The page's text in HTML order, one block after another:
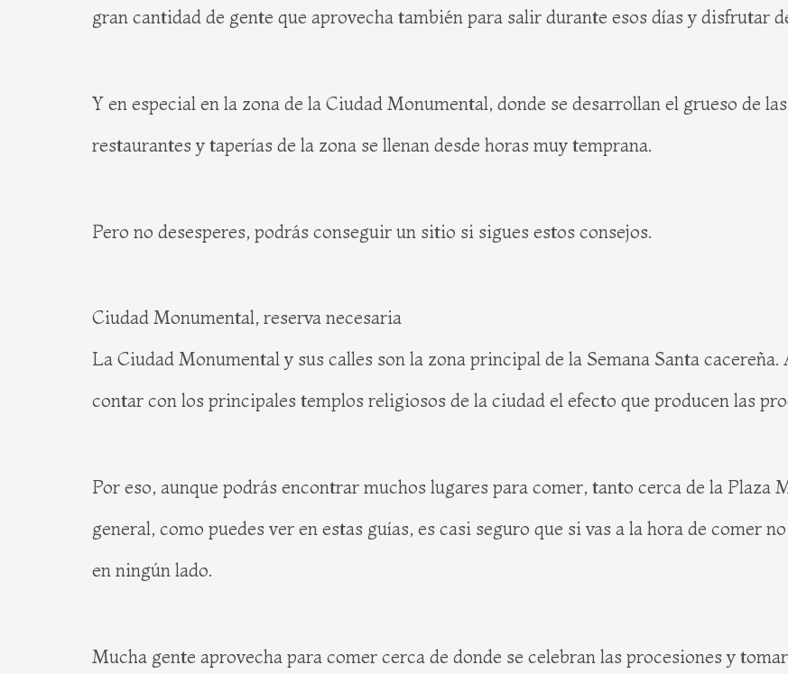
gran cantidad de gente que aprovecha también para salir durante esos días y disfrutar
Y en especial en la zona de la Ciudad Monumental, donde se desarrollan el grueso de
restaurantes y taperías de la zona se llenan desde horas muy temprana.
Pero no desesperes, podrás conseguir un sitio si sigues estos consejos.
Ciudad Monumental, reserva necesaria
La Ciudad Monumental y sus calles son la zona principal de la Semana Santa
contar con los principales templos religiosos de la ciudad el efecto que producen las
Por eso, aunque podrás encontrar muchos lugares para comer, tanto cerca de la Plaza
general, como puedes ver en estas guías, es casi seguro que si vas a la hora de comer
en ningún lado.
Mucha gente aprovecha para comer cerca de donde se celebran las procesiones y